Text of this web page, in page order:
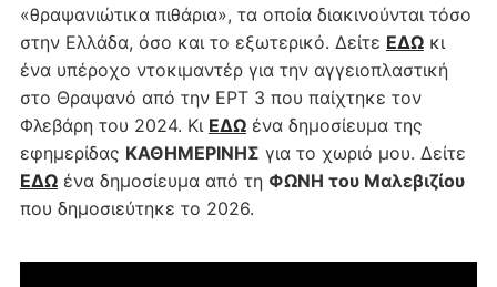
«θραψανιώτικα πιθάρια», τα οποία διακινούνται τόσο
στην Ελλάδα, όσο και το εξωτερικό. Δείτε ΕΔΩκι
ένα υπέροχο ντοκιμαντέρ για την αγγειοπλαστική
στο Θραψανό από την ΕΡΤ 3 που παίχτηκε τον
Φλεβάρη του 2024. Κι ΕΔΩένα δημοσίευμα της
εφημερίδας ΚΑΘΗΜΕΡΙΝΗΣ για το χωριό μου. Δείτε
ΕΔΩένα δημοσίευμα από τη ΦΩΝΗ του Μαλεβιζίου
που δημοσιεύτηκε το 2026.